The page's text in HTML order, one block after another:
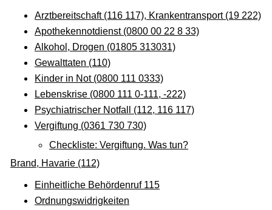
Arztbereitschaft (116 117), Krankentransport (19 222)
Apothekennotdienst (0800 00 22 8 33)
Alkohol, Drogen (01805 313031)
Gewalttaten (110)
Kinder in Not (0800 111 0333)
Lebenskrise (0800 111 0-111, -222)
Psychiatrischer Notfall (112, 116 117)
Vergiftung (0361 730 730)
Checkliste: Vergiftung. Was tun?
Brand, Havarie (112)
Einheitliche Behördenruf 115
Ordnungswidrigkeiten